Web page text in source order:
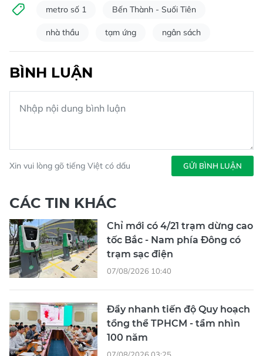
metro số 1 Bến Thành - Suối Tiên
nhà thầu tạm ứng ngân sách
BÌNH LUẬN
Xin vui lòng gõ tiếng Việt có dấu GỬI BÌNH LUẬN
CÁC TIN KHÁC
Chỉ mới có 4/21 trạm dừng cao
tốc Bắc - Nam phía Đông có
trạm sạc điện
07/08/2026 10:40
Đẩy nhanh tiến độ Quy hoạch
tổng thể TPHCM - tầm nhìn
100 năm